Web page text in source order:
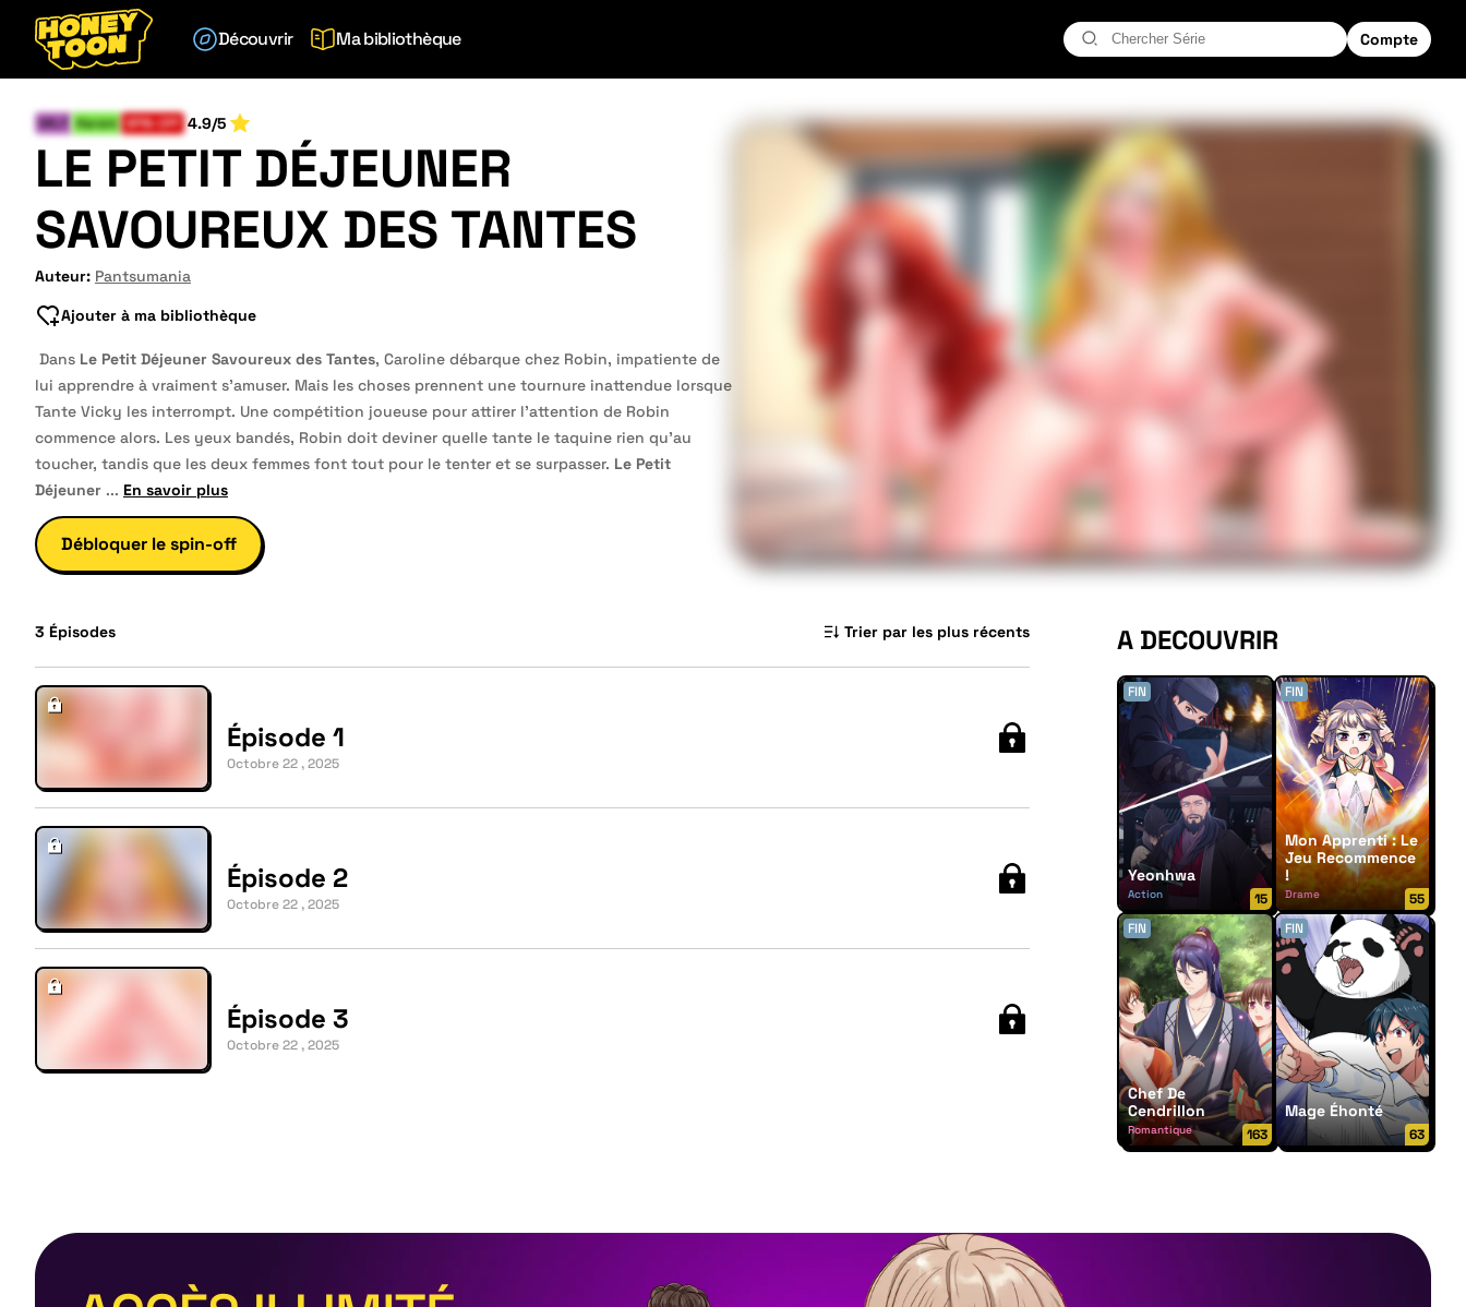
Compte
Découvrir Ma bibliothèque
MILF Harem SPIN-OFF 4.9/5
LE PETIT DÉJEUNER
SAVOUREUX DES TANTES
Auteur: Pantsumania
Ajouter à ma bibliothèque
Dans Le Petit Déjeuner Savoureux des Tantes, Caroline débarque chez Robin, impatiente de
lui apprendre à vraiment s’amuser. Mais les choses prennent une tournure inattendue lorsque
Tante Vicky les interrompt. Une compétition joueuse pour attirer l’attention de Robin
commence alors. Les yeux bandés, Robin doit deviner quelle tante le taquine rien qu’au
toucher, tandis que les deux femmes font tout pour le tenter et se surpasser. Le Petit
Déjeuner ... En savoir plus
Débloquer le spin-off
3 Épisodes Trier par les plus récents
Épisode 1
Octobre 22 , 2025
Épisode 2
Octobre 22 , 2025
Épisode 3
Octobre 22 , 2025
A DECOUVRIR
FIN
Yeonhwa
Action 15
FIN
Mon Apprenti : Le
Jeu Recommence
!
Drame
55
FIN
Chef De
Cendrillon
Romantique 163
FIN
Mage Éhonté
63